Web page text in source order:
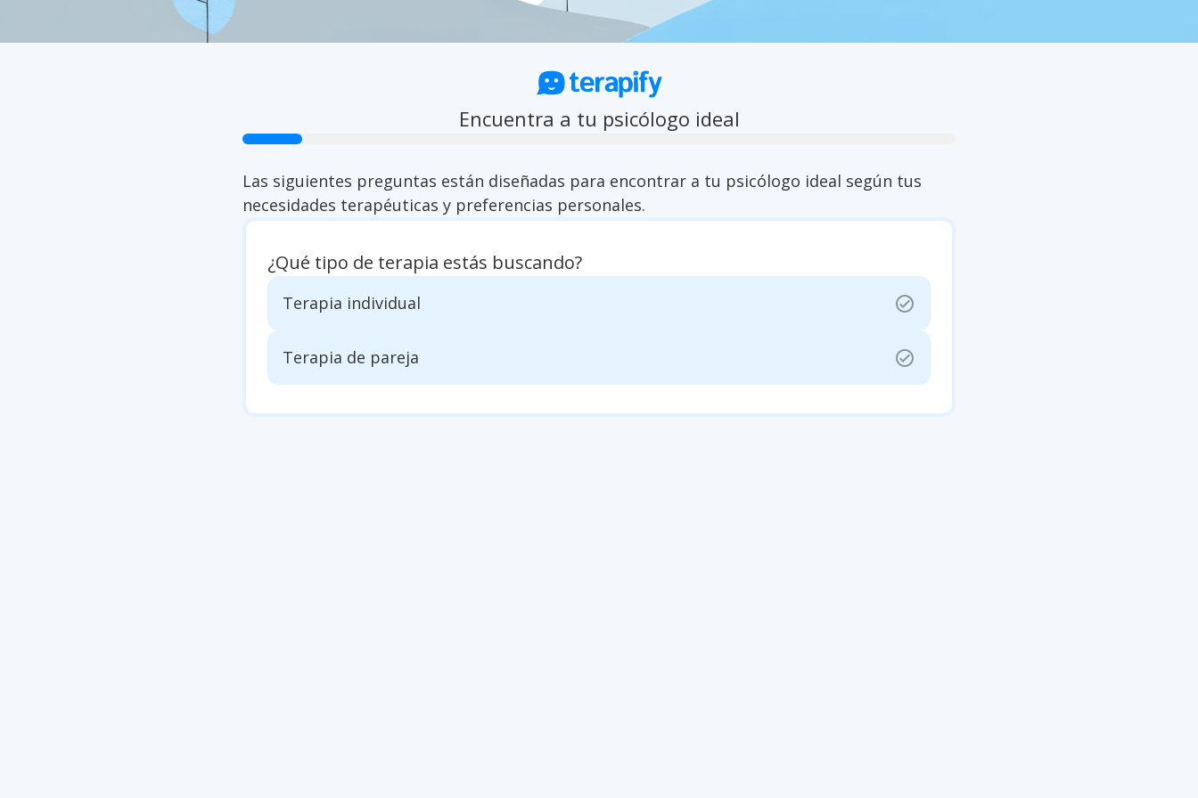
Encuentra a tu psicólogo ideal
Las siguientes preguntas están diseñadas para encontrar a tu psicólogo ideal según tus
necesidades terapéuticas y preferencias personales.
¿Qué tipo de terapia estás buscando?
Terapia individual check_circle
Terapia de pareja check_circle